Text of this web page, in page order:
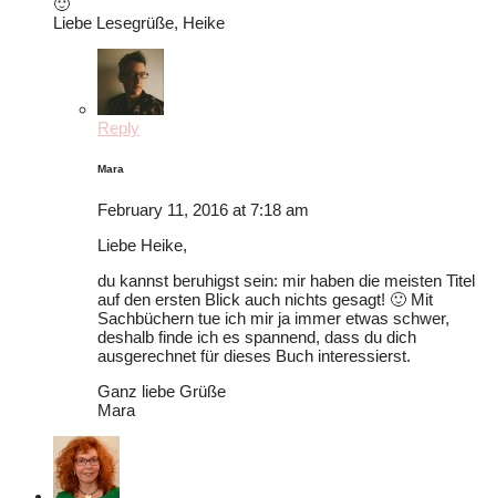
Liebe Lesegrüße, Heike
Reply
Mara
February 11, 2016 at 7:18 am
Liebe Heike,
du kannst beruhigst sein: mir haben die meisten Titel
auf den ersten Blick auch nichts gesagt! 🙂 Mit
Sachbüchern tue ich mir ja immer etwas schwer,
deshalb finde ich es spannend, dass du dich
ausgerechnet für dieses Buch interessierst.
Ganz liebe Grüße
Mara